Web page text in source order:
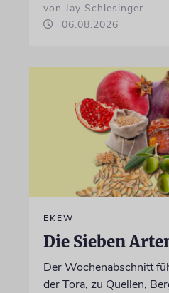
von Jay Schlesinger
06.08.2026
EKEW
Die Sieben
Der Wochenabschnitt
der Tora, zu Quellen,